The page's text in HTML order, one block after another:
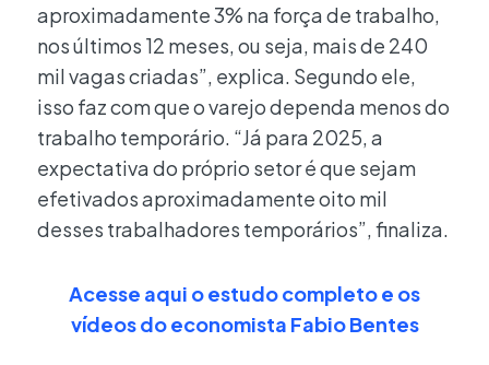
aproximadamente 3% na força de trabalho,
nos últimos 12 meses, ou seja, mais de 240
mil vagas criadas”, explica. Segundo ele,
isso faz com que o varejo dependa menos do
trabalho temporário. “Já para 2025, a
expectativa do próprio setor é que sejam
efetivados aproximadamente oito mil
desses trabalhadores temporários”, finaliza.
Acesse aqui o estudo completo e os
vídeos do economista Fabio Bentes